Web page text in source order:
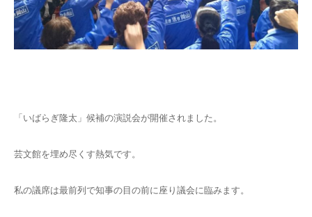
「いばらぎ隆太」候補の演説会が開催されました。
芸文館を埋め尽くす熱気です。
私の議席は最前列で知事の目の前に座り議会に臨みます。